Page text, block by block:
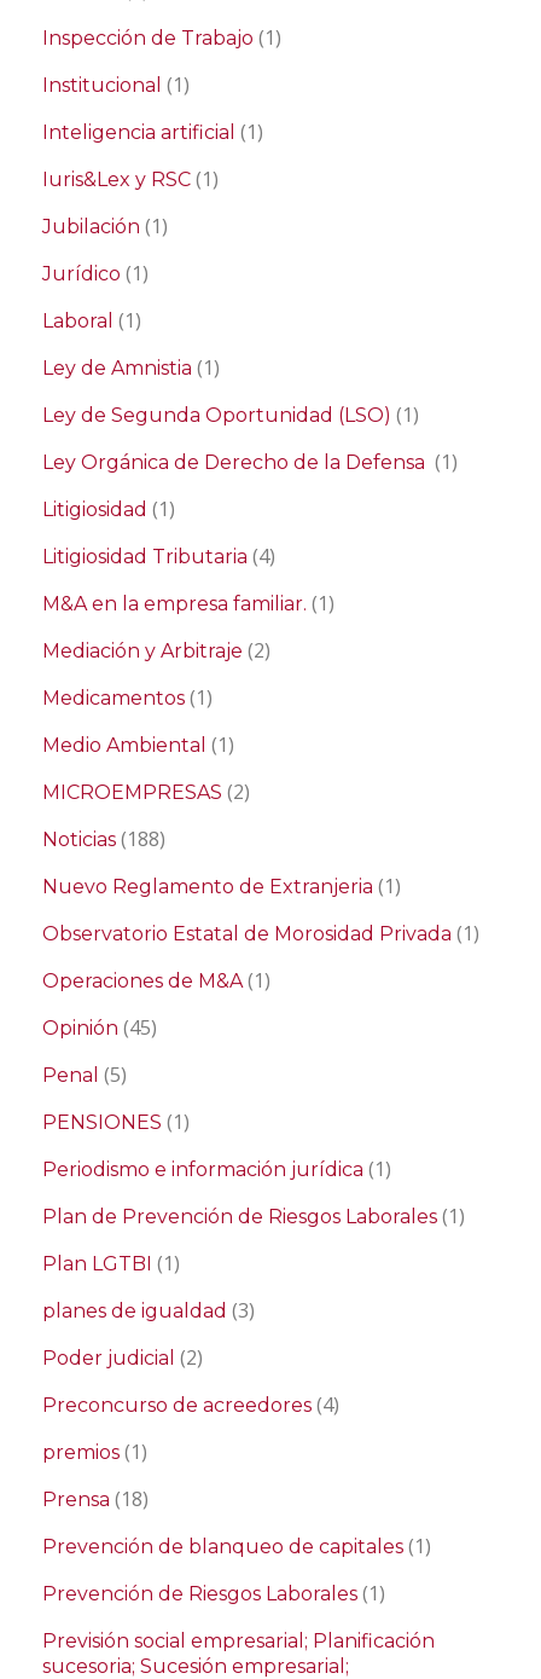
Inspección de Trabajo (1)
Institucional (1)
Inteligencia artificial (1)
Iuris&Lex y RSC (1)
Jubilación (1)
Jurídico (1)
Laboral (1)
Ley de Amnistia (1)
Ley de Segunda Oportunidad (LSO) (1)
Ley Orgánica de Derecho de la Defensa (1)
Litigiosidad (1)
Litigiosidad Tributaria (4)
M&A en la empresa familiar. (1)
Mediación y Arbitraje (2)
Medicamentos (1)
Medio Ambiental (1)
MICROEMPRESAS (2)
Noticias (188)
Nuevo Reglamento de Extranjeria (1)
Observatorio Estatal de Morosidad Privada (1)
Operaciones de M&A(1)
Opinión (45)
Penal (5)
PENSIONES (1)
Periodismo e información jurídica (1)
Plan de Prevención de Riesgos Laborales (1)
Plan LGTBI (1)
planes de igualdad (3)
Poder judicial (2)
Preconcurso de acreedores (4)
premios (1)
Prensa (18)
Prevención de blanqueo de capitales (1)
Prevención de Riesgos Laborales (1)
Previsión social empresarial; Planificación
sucesoria; Sucesión empresarial;